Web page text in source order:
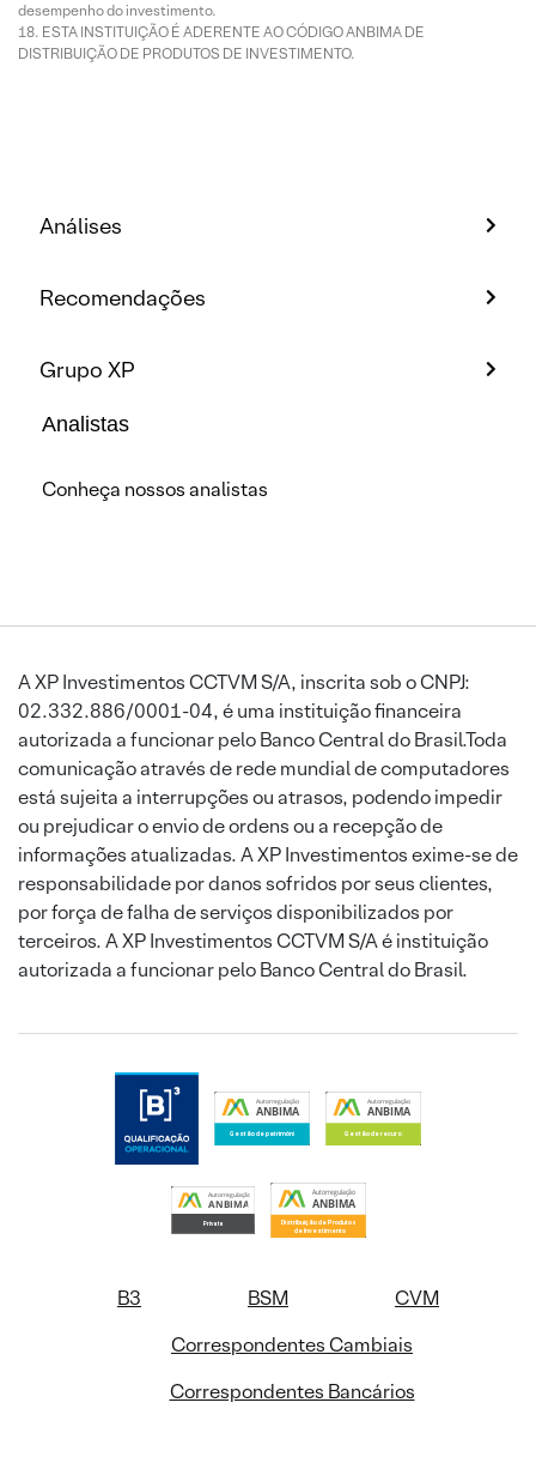
desempenho do investimento.
ESTA INSTITUIÇÃO É ADERENTE AO CÓDIGO ANBIMA DE
DISTRIBUIÇÃO DE PRODUTOS DE INVESTIMENTO.
Análises
Recomendações
Grupo XP
Analistas
Conheça nossos analistas
A XP Investimentos CCTVM S/A, inscrita sob o CNPJ:
02.332.886/0001-04, é uma instituição financeira
autorizada a funcionar pelo Banco Central do Brasil.Toda
comunicação através de rede mundial de computadores
está sujeita a interrupções ou atrasos, podendo impedir
ou prejudicar o envio de ordens ou a recepção de
informações atualizadas. A XP Investimentos exime-se de
responsabilidade por danos sofridos por seus clientes,
por força de falha de serviços disponibilizados por
terceiros. A XP Investimentos CCTVM S/A é instituição
autorizada a funcionar pelo Banco Central do Brasil.
B3 BSM
CVM
Correspondentes Cambiais
Correspondentes Bancários